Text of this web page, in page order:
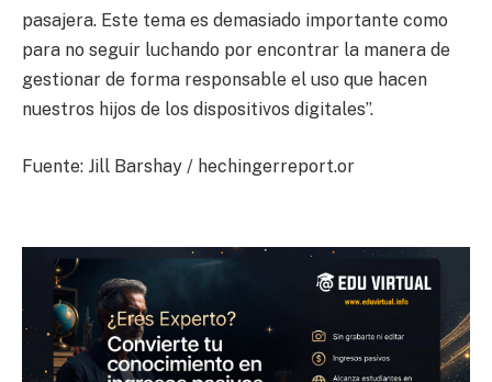
pasajera. Este tema es demasiado importante como
para no seguir luchando por encontrar la manera de
gestionar de forma responsable el uso que hacen
nuestros hijos de los dispositivos digitales”.
Fuente: Jill Barshay / hechingerreport.or